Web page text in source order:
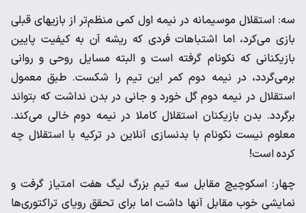
سه: استقلال موسیمانه در نیمه اول کمی منظم‌تر از بازیهای قبلی
بازی می‌کرد، اما اشتباهات فردی که ریشه آن به کیفیت پایین
بازیکنانی که نکونام گرفته است و البته مسایل روحی و روانی
برمی‌گردد، در نیمه دوم کمر این تیم را شکست. طبق معمول
استقلال در نیمه دوم گل خورد و جانی در بدن نداشت که بتواند
برگردد. بدن بازیکنان استقلال کاملا در نیمه دوم خالی می‌کند.
معلوم نیست نکونام با بدنسازی آنلاین در ترکیه با استقلال چه
کرده است!
چهار: اسکوچیچ مقابل سه تیم بزرگ لیگ هفت امتیاز گرفت و
نمایشی خوب مقابل آنها داشت اما برای تحقق رویای تراکتوری‌ها